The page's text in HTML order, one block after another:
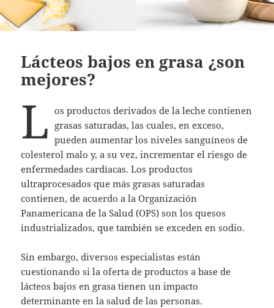
Lácteos bajos en grasa ¿son
mejores?
L os productos derivados de la leche contienen
grasas saturadas, las cuales, en exceso,
pueden aumentar los niveles sanguíneos de
colesterol malo y, a su vez, incrementar el riesgo de
enfermedades cardíacas. Los productos
ultraprocesados que más grasas saturadas
contienen, de acuerdo a la Organización
Panamericana de la Salud (OPS) son los quesos
industrializados, que también se exceden en sodio.
Sin embargo, diversos especialistas están
cuestionando si la oferta de productos a base de
lácteos bajos en grasa tienen un impacto
determinante en la salud de las personas.